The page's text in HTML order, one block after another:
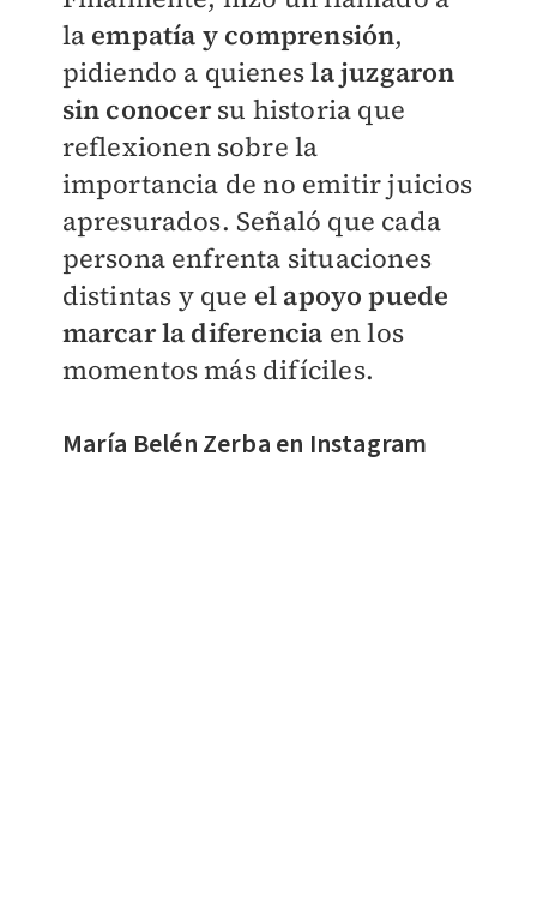
la empatía y comprensión,
pidiendo a quienesla juzgaron
sin conocersu historia que
reflexionen sobre la
importancia de no emitir juicios
apresurados. Señaló que cada
persona enfrenta situaciones
distintas y que el apoyo puede
marcar la diferencia en los
momentos más difíciles.
María Belén Zerba en Instagram